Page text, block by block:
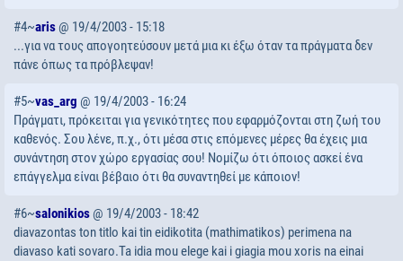
#4~aris @ 19/4/2003 - 15:18
...για να τους απογοητεύσουν μετά μια κι έξω όταν τα πράγματα δεν
πάνε όπως τα πρόβλεψαν!
#5~vas_arg @ 19/4/2003 - 16:24
Πράγματι, πρόκειται για γενικότητες που εφαρμόζονται στη ζωή του
καθενός. Σου λένε, π.χ., ότι μέσα στις επόμενες μέρες θα έχεις μια
συνάντηση στον χώρο εργασίας σου! Νομίζω ότι όποιος ασκεί ένα
επάγγελμα είναι βέβαιο ότι θα συναντηθεί με κάποιον!
#6~salonikios @ 19/4/2003 - 18:42
diavazontas ton titlo kai tin eidikotita (mathimatikos) perimena na
diavaso kati sovaro.Ta idia mou elege kai i giagia mou xoris na einai